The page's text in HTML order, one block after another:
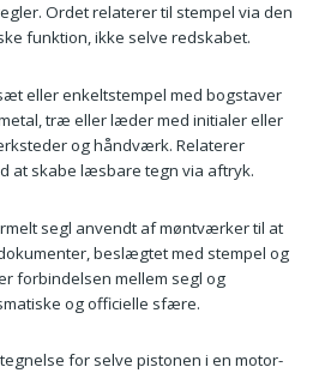
Ordet relaterer til stempel via den
funktion, ikke selve redskabet.
eller enkeltstempel med bogstaver
træ eller læder med initialer eller
og håndværk. Relaterer
at skabe læsbare tegn via aftryk.
segl anvendt af møntværker til at
beslægtet med stempel og
forbindelsen mellem segl og
og officielle sfære.
for selve pistonen i en motor-